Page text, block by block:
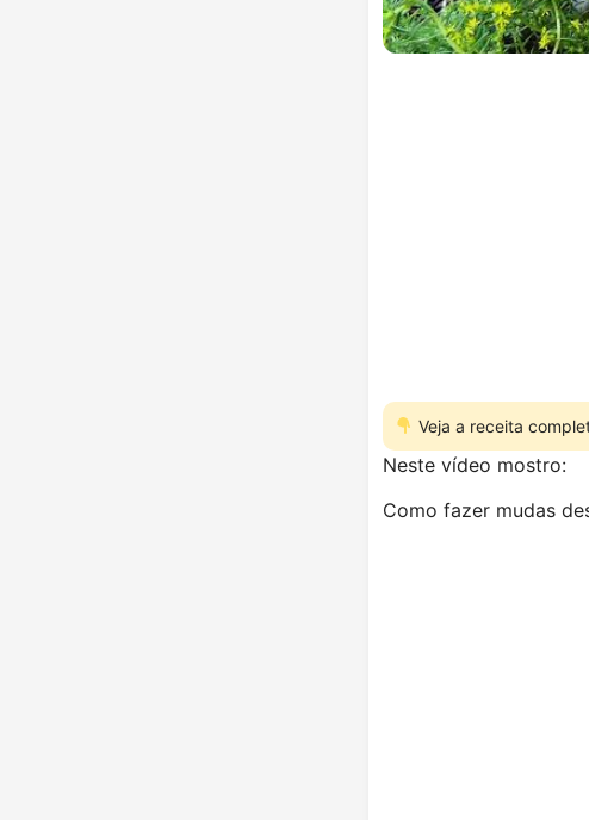
Veja a receita
Neste vídeo mostro:
Como fazer mudas